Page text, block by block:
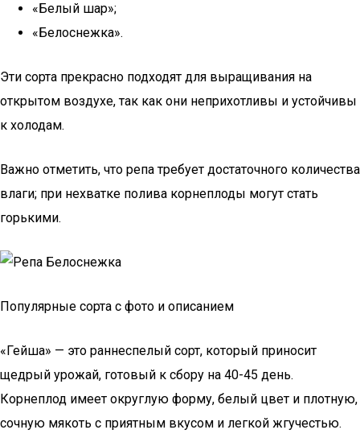
«Белый шар»;
«Белоснежка».
Эти сорта прекрасно подходят для выращивания на
открытом воздухе, так как они неприхотливы и устойчивы
к холодам.
Важно отметить, что репа требует достаточного количества
влаги; при нехватке полива корнеплоды могут стать
горькими.
Популярные сорта с фото и описанием
«Гейша» — это раннеспелый сорт, который приносит
щедрый урожай, готовый к сбору на 40-45 день.
Корнеплод имеет округлую форму, белый цвет и плотную,
сочную мякоть с приятным вкусом и легкой жгучестью.